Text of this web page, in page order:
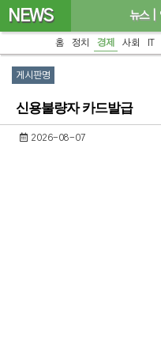
NEWS 뉴스
홈 정치 경제 사회 IT
게시판명
신용불량자 카드발급
2026-08-07